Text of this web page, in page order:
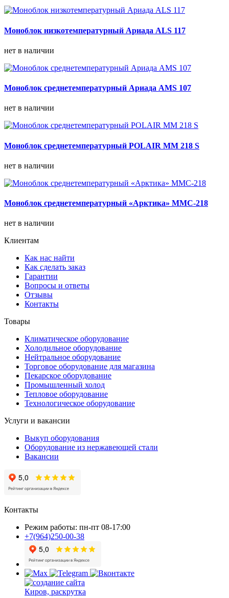
Моноблок низкотемпературный Ариада ALS 117
нет в наличии
Моноблок среднетемпературный Ариада AMS 107
нет в наличии
Моноблок среднетемпературный POLAIR MM 218 S
нет в наличии
Моноблок среднетемпературный «Арктика» ММС-218
нет в наличии
Клиентам
Как нас найти
Как сделать заказ
Гарантии
Вопросы и ответы
Отзывы
Контакты
Товары
Климатическое оборудование
Холодильное оборудование
Нейтральное оборудование
Торговое оборудование для магазина
Пекарское оборудование
Промышленный холод
Тепловое оборудование
Технологическое оборудование
Услуги и вакансии
Выкуп оборудования
Оборудование из нержавеющей стали
Вакансии
Контакты
Режим работы: пн-пт 08-17:00
+7(964)250-00-38